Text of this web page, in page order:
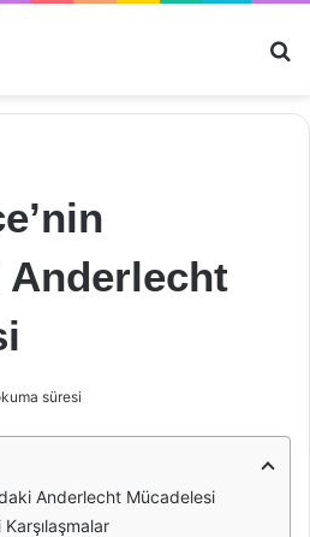
Anderlecht
süresi
Anderlecht Mücadelesi